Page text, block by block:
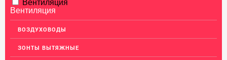
ЭЛЕКТРОДЫ
ДЕКОРАТИВНЫЙ УГОЛОК
МЕТАЛЛИЧЕСКИЕ ПОРОГИ НАПОЛЬНЫЕ (ДЛЯ ПОЛА),
РАСКЛАДКА, ПЛИНТУС
Вентиляция
Вентиляция
ВОЗДУХОВОДЫ
ЗОНТЫ ВЫТЯЖНЫЕ